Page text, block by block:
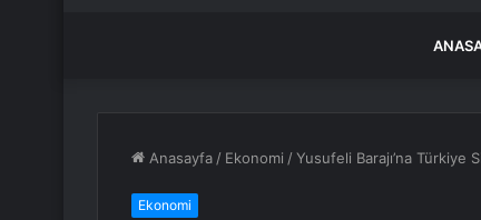
Anasayfa / Ekonomi /Yusufeli Barajı’na Türkiye
Ekonomi